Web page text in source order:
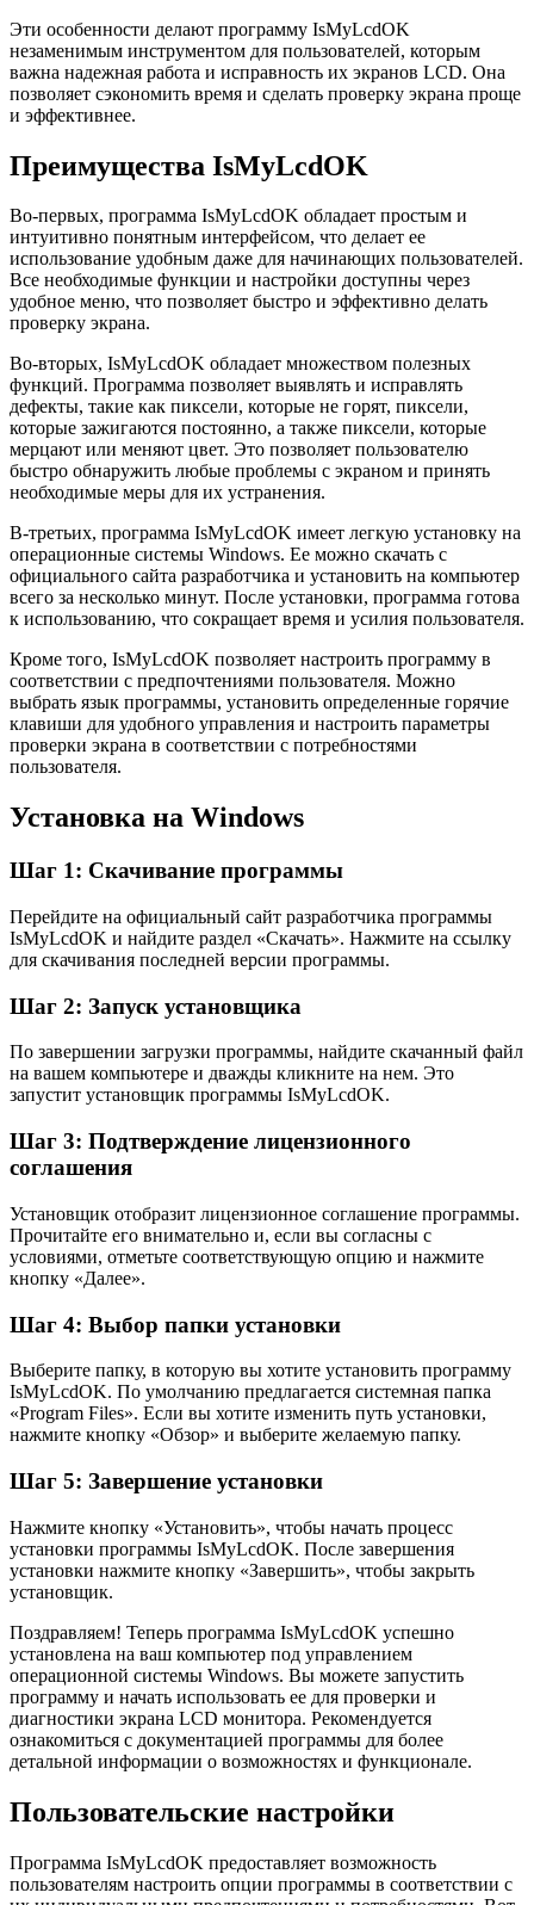
Эти особенности делают программу IsMyLcdOK
незаменимым инструментом для пользователей, которым
важна надежная работа и исправность их экранов LCD. Она
позволяет сэкономить время и сделать проверку экрана проще
и эффективнее.
Преимущества IsMyLcdOK
Во-первых, программа IsMyLcdOK обладает простым и
интуитивно понятным интерфейсом, что делает ее
использование удобным даже для начинающих пользователей.
Все необходимые функции и настройки доступны через
удобное меню, что позволяет быстро и эффективно делать
проверку экрана.
Во-вторых, IsMyLcdOK обладает множеством полезных
функций. Программа позволяет выявлять и исправлять
дефекты, такие как пиксели, которые не горят, пиксели,
которые зажигаются постоянно, а также пиксели, которые
мерцают или меняют цвет. Это позволяет пользователю
быстро обнаружить любые проблемы с экраном и принять
необходимые меры для их устранения.
В-третьих, программа IsMyLcdOK имеет легкую установку на
операционные системы Windows. Ее можно скачать с
официального сайта разработчика и установить на компьютер
всего за несколько минут. После установки, программа готова
к использованию, что сокращает время и усилия пользователя.
Кроме того, IsMyLcdOK позволяет настроить программу в
соответствии с предпочтениями пользователя. Можно
выбрать язык программы, установить определенные горячие
клавиши для удобного управления и настроить параметры
проверки экрана в соответствии с потребностями
пользователя.
Установка на Windows
Шаг 1: Скачивание программы
Перейдите на официальный сайт разработчика программы
IsMyLcdOK и найдите раздел «Скачать». Нажмите на ссылку
для скачивания последней версии программы.
Шаг 2: Запуск установщика
По завершении загрузки программы, найдите скачанный файл
на вашем компьютере и дважды кликните на нем. Это
запустит установщик программы IsMyLcdOK.
Шаг 3: Подтверждение лицензионного
соглашения
Установщик отобразит лицензионное соглашение программы.
Прочитайте его внимательно и, если вы согласны с
условиями, отметьте соответствующую опцию и нажмите
кнопку «Далее».
Шаг 4: Выбор папки установки
Выберите папку, в которую вы хотите установить программу
IsMyLcdOK. По умолчанию предлагается системная папка
«Program Files». Если вы хотите изменить путь установки,
нажмите кнопку «Обзор» и выберите желаемую папку.
Шаг 5: Завершение установки
Нажмите кнопку «Установить», чтобы начать процесс
установки программы IsMyLcdOK. После завершения
установки нажмите кнопку «Завершить», чтобы закрыть
установщик.
Поздравляем! Теперь программа IsMyLcdOK успешно
установлена на ваш компьютер под управлением
операционной системы Windows. Вы можете запустить
программу и начать использовать ее для проверки и
диагностики экрана LCD монитора. Рекомендуется
ознакомиться с документацией программы для более
детальной информации о возможностях и функционале.
Пользовательские настройки
Программа IsMyLcdOK предоставляет возможность
пользователям настроить опции программы в соответствии с